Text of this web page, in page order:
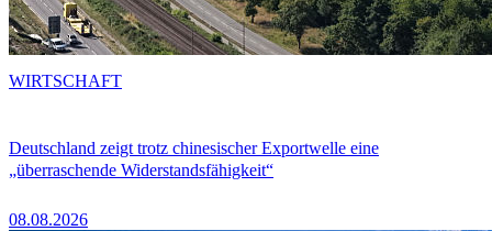
Deutschland zeigt trotz chinesischer Exportwelle eine
„überraschende Widerstandsfähigkeit“
08.08.2026
WIRTSCHAFT